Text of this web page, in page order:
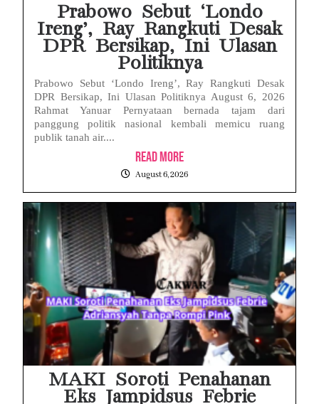
Prabowo Sebut ‘Londo
Ireng’, Ray Rangkuti Desak
DPR Bersikap, Ini Ulasan
Politiknya
Prabowo Sebut ‘Londo Ireng’, Ray Rangkuti Desak
DPR Bersikap, Ini Ulasan Politiknya August 6, 2026
Rahmat Yanuar Pernyataan bernada tajam dari
panggung politik nasional kembali memicu ruang
publik tanah air....
Read More
August 6, 2026
MAKI Soroti Penahanan
Eks Jampidsus Febrie